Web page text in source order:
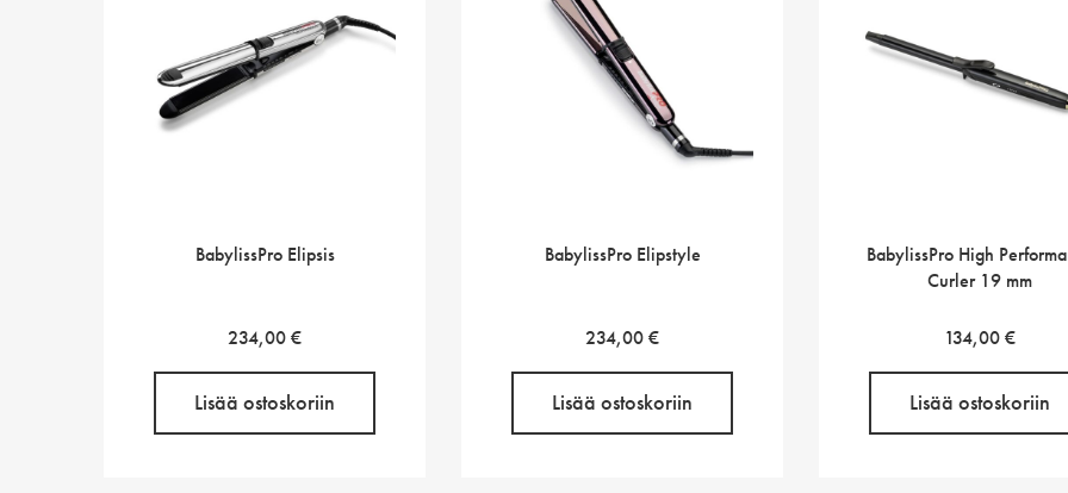
BabylissPro Elipsis
234,00€
Lisää ostoskoriin
BabylissPro Elipstyle
234,00€
Lisää ostoskoriin
BabylissPro High
Curler 19 mm
134,00€
Lisää ostoskoriin